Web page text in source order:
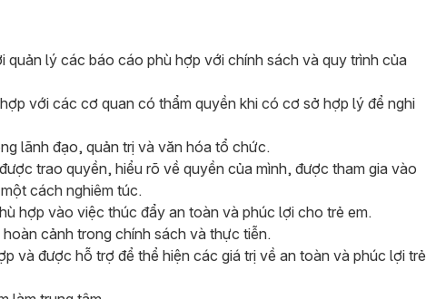
lý các báo cáo phù hợp với chính sách và quy trình của
với các cơ quan có thẩm quyền khi có cơ sở hợp lý để nghi
lãnh đạo, quản trị và văn hóa tổ chức.
trao quyền, hiểu rõ về quyền của mình, được tham gia vào
cách nghiêm túc.
hợp vào việc thúc đẩy an toàn và phúc lợi cho trẻ em.
cảnh trong chính sách và thực tiễn.
và được hỗ trợ để thể hiện các giá trị về an toàn và phúc lợi trẻ